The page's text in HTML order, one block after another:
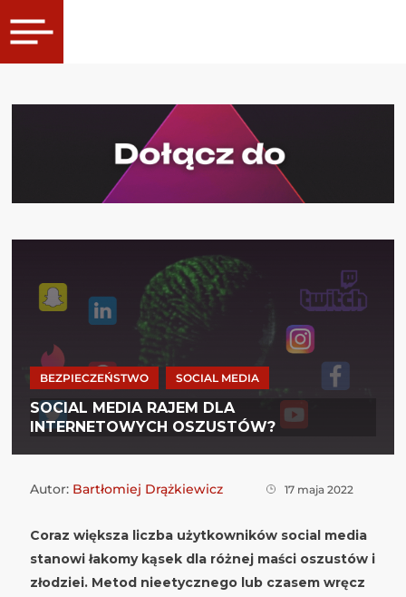
BEZPIECZEŃSTWO SOCIAL MEDIA
SOCIAL MEDIA RAJEM DLA
INTERNETOWYCH OSZUSTÓW?
Autor: Bartłomiej Drążkiewicz 17 maja 2022
Coraz większa liczba użytkowników social media
stanowi łakomy kąsek dla różnej maści oszustów i
złodziei. Metod nieetycznego lub czasem wręcz